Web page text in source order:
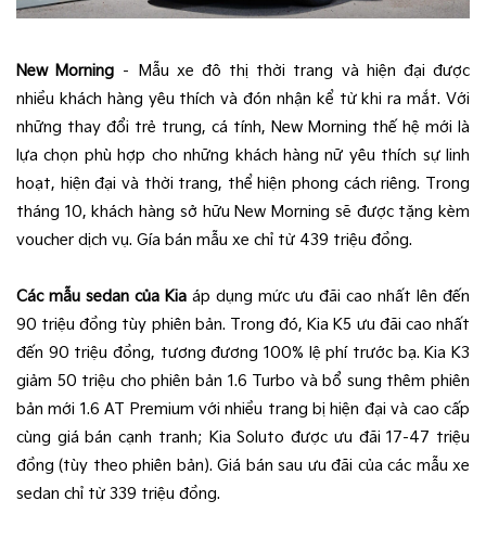
New Morning – Mẫu xe đô thị thời trang và hiện đại được
nhiều khách hàng yêu thích và đón nhận kể từ khi ra mắt. Với
những thay đổi trẻ trung, cá tính, New Morning thế hệ mới là
lựa chọn phù hợp cho những khách hàng nữ yêu thích sự linh
hoạt, hiện đại và thời trang, thể hiện phong cách riêng. Trong
tháng 10, khách hàng sở hữu New Morning sẽ được tặng kèm
voucher dịch vụ. Gía bán mẫu xe chỉ từ 439 triệu đồng.
Các mẫu sedan của Kia áp dụng mức ưu đãi cao nhất lên đến
90 triệu đồng tùy phiên bản. Trong đó, Kia K5 ưu đãi cao nhất
đến 90 triệu đồng, tương đương 100% lệ phí trước bạ. Kia K3
giảm 50 triệu cho phiên bản 1.6 Turbo và bổ sung thêm phiên
bản mới 1.6 AT Premium với nhiều trang bị hiện đại và cao cấp
cùng giá bán cạnh tranh; Kia Soluto được ưu đãi 17-47 triệu
đồng (tùy theo phiên bản). Giá bán sau ưu đãi của các mẫu xe
sedan chỉ từ 339 triệu đồng.